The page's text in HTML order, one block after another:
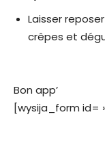
Laisser
crêpes et
Bon app’
[wysija_form id=